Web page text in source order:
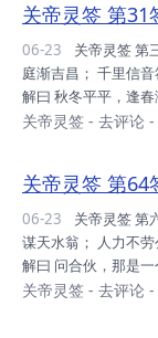
利导正。 财利：平
心有余时，力却不足
身，审慎吾行，日日
理智制。 考试：勤
关帝灵签 第31
06-23
庭渐吉昌； 千里信
解曰 秋冬平平，逢
不可躁进。 断曰 运
求，交春再造。 升
姻缘：要君远虑，美
不如理想，等到交春
劳，静心即愈。 ...
关帝灵签 - 去评论 -
关帝灵签 第64
06-23
谋天水翁； 人力不
解曰 问合伙，那是
要“协”力，才会事半
关帝灵签 - 去评论 -